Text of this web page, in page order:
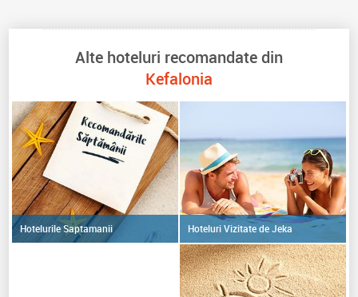
Alte hoteluri recomandate din
Kefalonia
Hotelurile Saptamanii Hoteluri Vizitate de Jeka